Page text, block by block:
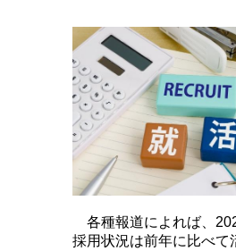
各種報道によれば、
採用状況は前年に比べて